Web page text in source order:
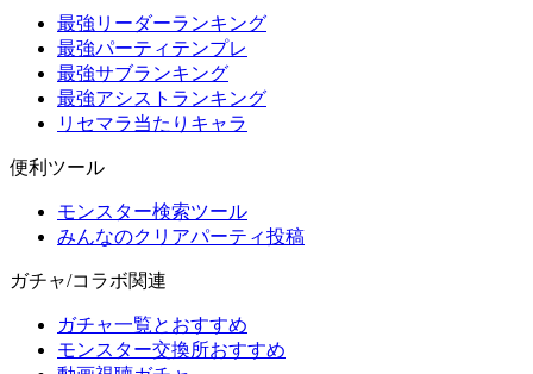
最強リーダーランキング
最強パーティテンプレ
最強サブランキング
最強アシストランキング
リセマラ当たりキャラ
便利ツール
モンスター検索ツール
みんなのクリアパーティ投稿
ガチャ/コラボ関連
ガチャ一覧とおすすめ
モンスター交換所おすすめ